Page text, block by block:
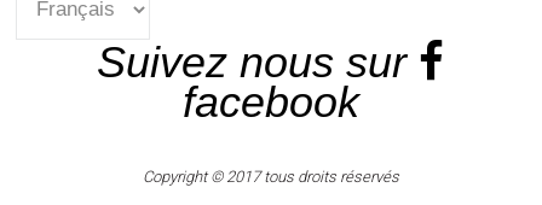
Suivez nous sur
facebook
Copyright © 2017 tous droits réservés